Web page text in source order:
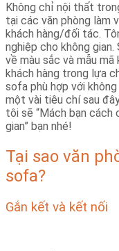
Không chỉ nội thất
tại các văn phòng làm
khách hàng/đối tác.
nghiệp cho không
về màu sắc và mẫu
khách hàng trong lựa
sofa phù hợp với
một vài tiêu chí sau
tôi sẽ “Mách bạn cách
gian” bạn nhé!
Tại sao văn
sofa?
Gắn kết và kết nối